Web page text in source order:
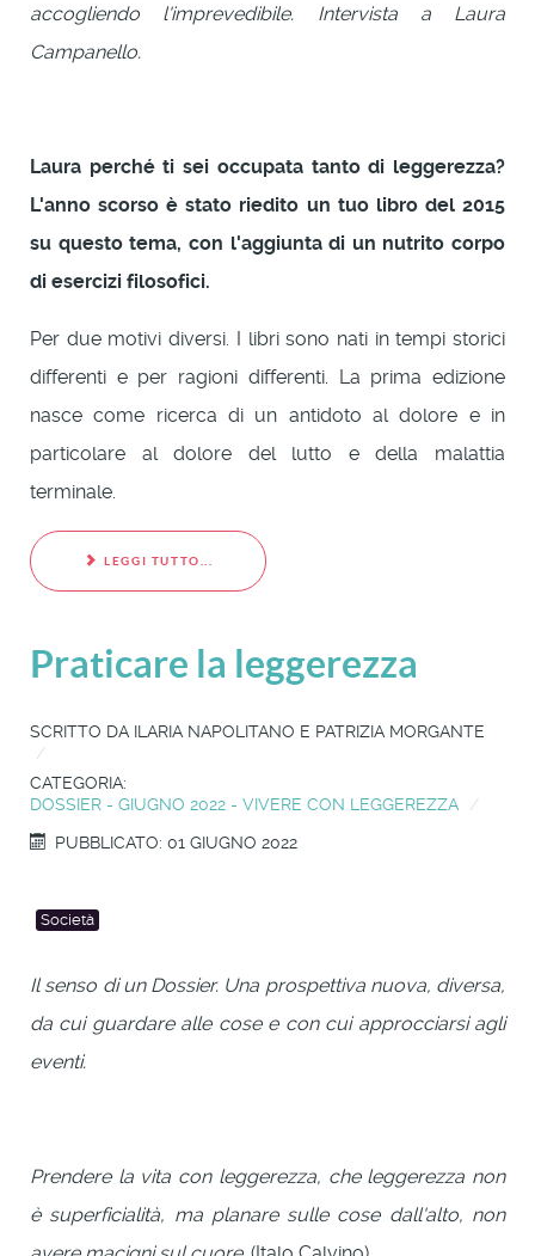
accogliendo l'imprevedibile. Intervista a Laura
Campanello.
Laura perché ti sei occupata tanto di leggerezza?
L'anno scorso è stato riedito un tuo libro del 2015
su questo tema, con l'aggiunta di un nutrito corpo
di esercizi filosofici.
Per due motivi diversi. I libri sono nati in tempi storici
differenti e per ragioni differenti. La prima edizione
nasce come ricerca di un antidoto al dolore e in
particolare al dolore del lutto e della malattia
terminale.
LEGGI TUTTO...
Praticare la leggerezza
SCRITTO DA ILARIA NAPOLITANO E PATRIZIA MORGANTE
CATEGORIA:
DOSSIER - GIUGNO 2022 - VIVERE CON LEGGEREZZA
PUBBLICATO: 01 GIUGNO 2022
Società
Il senso di un Dossier. Una prospettiva nuova, diversa,
da cui guardare alle cose e con cui approcciarsi agli
eventi.
Prendere la vita con leggerezza, che leggerezza non
è superficialità, ma planare sulle cose dall'alto, non